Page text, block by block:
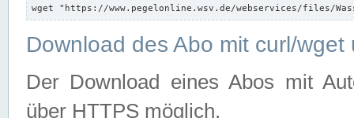
wget "https://www.pegelonline.wsv.de/webservices/files/
Download des Abo mit curl/
Der Download eines Abos mit
über HTTPS möglich.